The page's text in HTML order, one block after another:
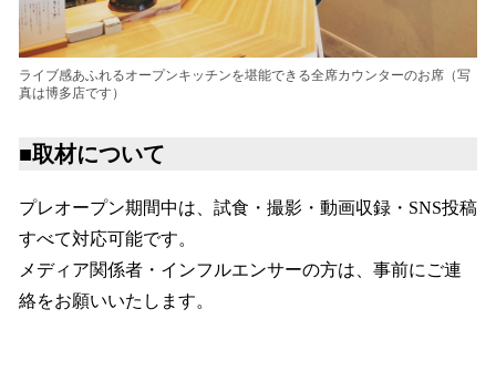
ライブ感あふれるオープンキッチンを堪能できる全席カウンターのお席（写
真は博多店です）
■取材について
プレオープン期間中は、試食・撮影・動画収録・SNS投稿
すべて対応可能です。
メディア関係者・インフルエンサーの方は、事前にご連
絡をお願いいたします。